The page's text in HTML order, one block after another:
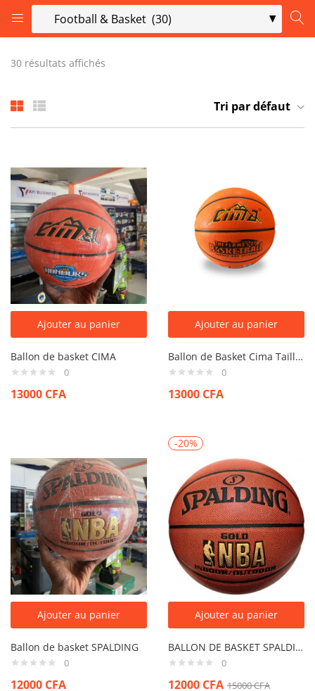
LOGIN
Enter your username and password to login.
Remember me
Login
Lost password?
30 résultats affichés
Tri par défaut
Ajouter au panier
Ballon de basket CIMA
0
13000 CFA
Ajouter au panier
Ballon de Basket Cima Taille 7
0
13000 CFA
Ajouter au panier
Ballon de basket SPALDING
0
12000 CFA
-20%
Ajouter au panier
BALLON DE BASKET SPALDING Taille 7
0
12000 CFA 15000CFA